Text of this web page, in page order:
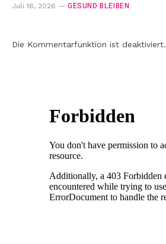
Juli 16, 2026 GESUND BLEIBEN
Die Kommentarfunktion ist deaktiviert.